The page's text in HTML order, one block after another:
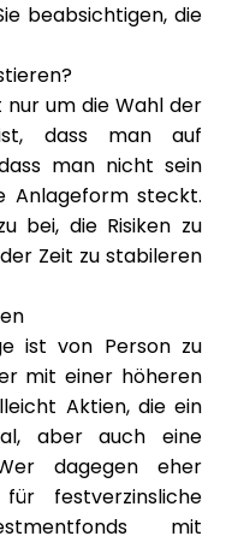
uns
beabsichtigen, die
um die Wahl der
ist, dass man auf
man nicht sein
Anlageform steckt.
bei, die Risiken zu
Zeit zu stabileren
ist von Person zu
mit einer höheren
Aktien, die ein
aber auch eine
dagegen eher
festverzinsliche
mit